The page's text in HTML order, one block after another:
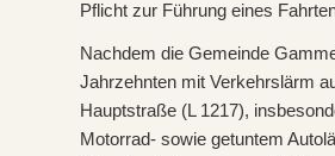
Pflicht zur Führung eines
Nachdem die Gemeinde
Jahrzehnten mit Verkehrslärm
Hauptstraße (L 1217),
Motorrad- sowie getuntem